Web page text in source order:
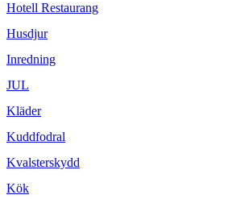
Hotell Restaurang
Husdjur
Inredning
JUL
Kläder
Kuddfodral
Kvalsterskydd
Kök